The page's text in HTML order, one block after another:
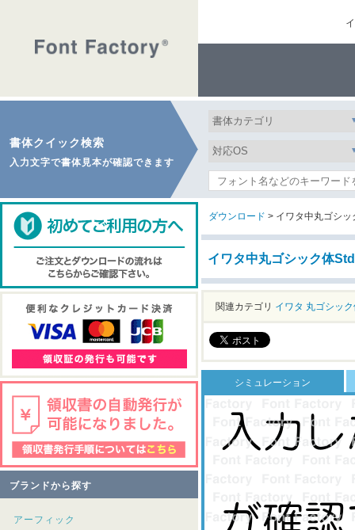
書体クイック検索
入力文字で書体見本が確認できます
ブランドから探す
アーフィック
ダウンロード > イワタ中丸ゴシッ
イワタ中丸ゴシック体
関連カテゴリ イワタ 丸ゴシッ
シミュレーション